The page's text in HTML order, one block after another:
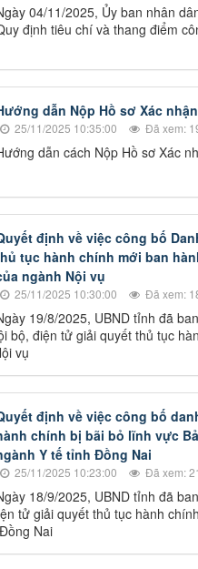
04/11/2025, Ủy ban nhân
định tiêu chí và thang điểm
dẫn Nộp Hồ sơ Xác
25/11/2025 10:35:00 Đã xem:
dẫn cách Nộp Hồ sơ Xác
định về việc công bố
tục hành chính mới ban
ngành Nội vụ
25/11/2025 10:30:00 Đã xem:
19/8/2025, UBND tỉnh đã
bộ, điện tử giải quyết thủ tục
vụ
định về việc công bố
chính bị bãi bỏ lĩnh vực
Y tế tỉnh Đồng Nai
25/11/2025 10:23:00 Đã xem:
18/9/2025, UBND tỉnh đã
tử giải quyết thủ tục hành
Nai